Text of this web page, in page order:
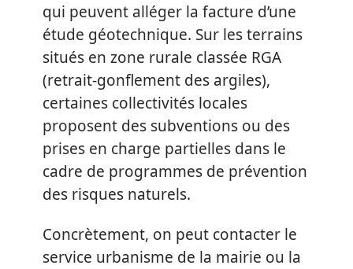
qui peuvent alléger la facture d’une
étude géotechnique. Sur les terrains
situés en zone rurale classée RGA
(retrait-gonflement des argiles),
certaines collectivités locales
proposent des subventions ou des
prises en charge partielles dans le
cadre de programmes de prévention
des risques naturels.
Concrètement, on peut contacter le
service urbanisme de la mairie ou la